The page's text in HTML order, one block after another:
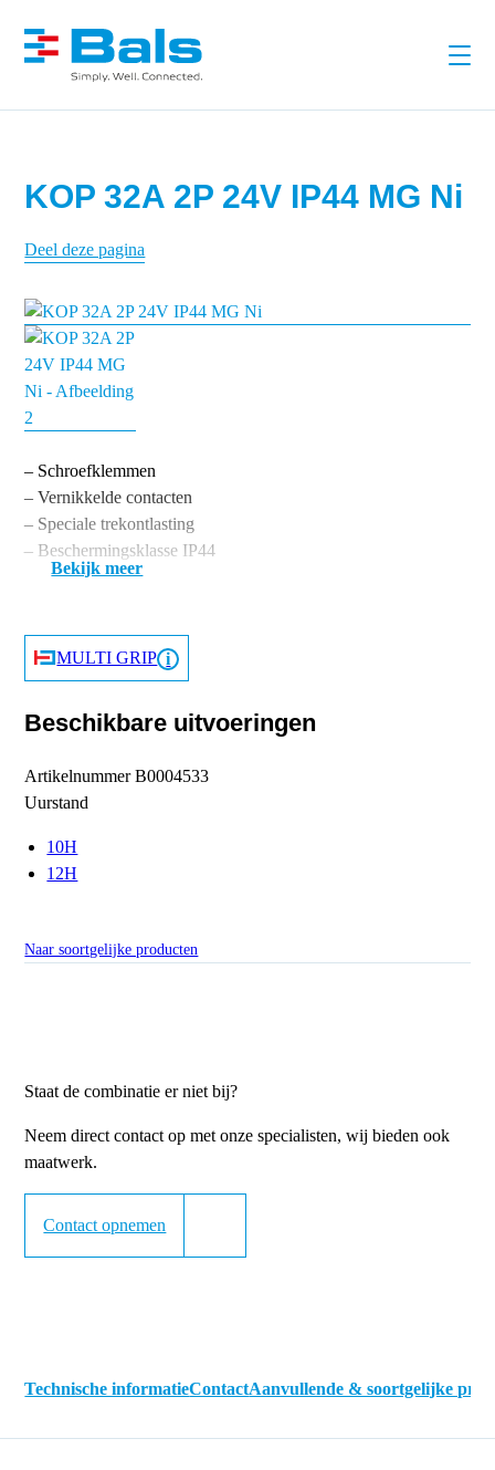
KOP 32A 2P 24V IP44 MG Ni
Deel deze pagina
– Schroefklemmen
– Vernikkelde contacten
– Speciale trekontlasting
– Beschermingsklasse IP44
Bekijk meer
MULTI GRIP
Beschikbare uitvoeringen
ArtikelnummerB0004533
Uurstand
10H
12H
Naar soortgelijke producten
Staat de combinatie er niet bij?
Neem direct contact op met onze specialisten, wij bieden ook
maatwerk.
Contact opnemen
Technische informatieContactAanvullende & soortgelijke